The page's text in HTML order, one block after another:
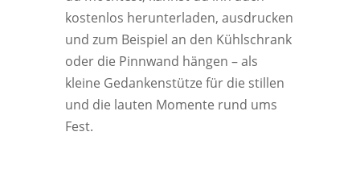
kostenlos herunterladen, ausdrucken
und zum Beispiel an den Kühlschrank
oder die Pinnwand hängen – als
kleine Gedankenstütze für die stillen
und die lauten Momente rund ums
Fest.